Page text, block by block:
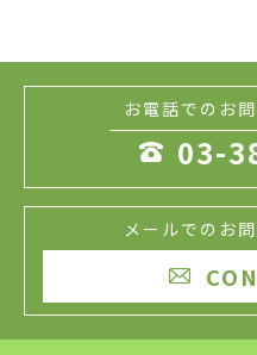
お電話でのお
 03-
メールでのお
